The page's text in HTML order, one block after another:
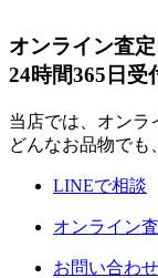
オンライン査定
24時間365日受
当店では、オンラ
どんなお品物でも
LINEで相談
オンライン
お問い合わせ